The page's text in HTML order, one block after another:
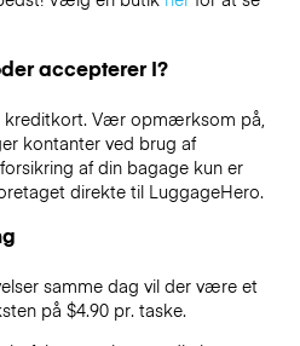
accepterer I?
Vær opmærksom på,
kontanter ved brug af
af din bagage kun er
direkte til LuggageHero.
samme dag vil der være et
på $4.90 pr. taske.